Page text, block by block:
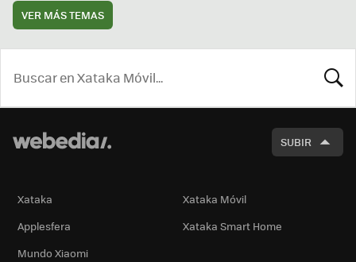
VER MÁS TEMAS
SUBIR
Xataka
Xataka Móvil
Applesfera
Xataka Smart Home
Mundo Xiaomi